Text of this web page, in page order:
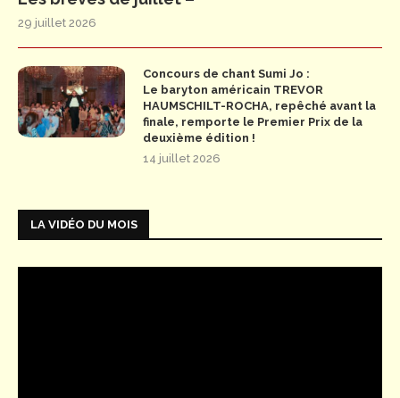
29 juillet 2026
Concours de chant Sumi Jo :
Le baryton américain TREVOR
HAUMSCHILT-ROCHA, repêché avant la
finale, remporte le Premier Prix de la
deuxième édition !
14 juillet 2026
LA VIDÉO DU MOIS